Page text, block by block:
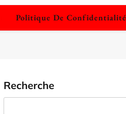
Politique De Confidentialité
Recherche